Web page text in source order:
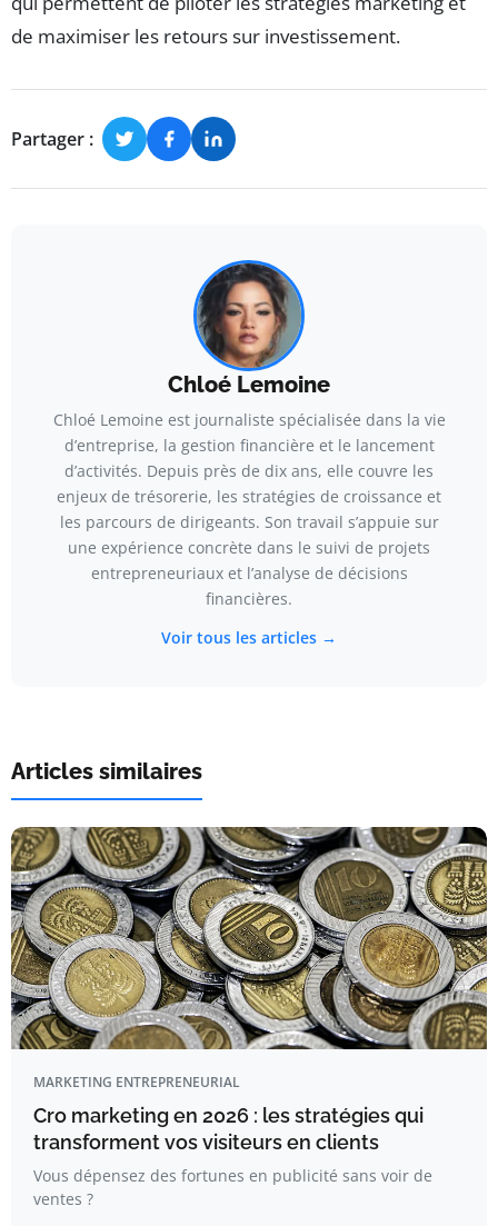
de maximiser les retours sur investissement.
Partager :
Chloé Lemoine
Chloé Lemoine est journaliste spécialisée dans la vie
d’entreprise, la gestion financière et le lancement
d’activités. Depuis près de dix ans, elle couvre les
enjeux de trésorerie, les stratégies de croissance et
les parcours de dirigeants. Son travail s’appuie sur
une expérience concrète dans le suivi de projets
entrepreneuriaux et l’analyse de décisions
financières.
Voir tous les articles →
Articles similaires
MARKETING ENTREPRENEURIAL
Cro marketing en 2026 : les stratégies qui
transforment vos visiteurs en clients
Vous dépensez des fortunes en publicité sans voir de
ventes ?